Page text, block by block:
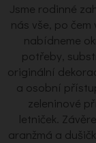
Jsme rodinné
nás vše, po
nabídneme
potřeby,
originální
a osobní
zeleninové
letniček.
aranžmá a